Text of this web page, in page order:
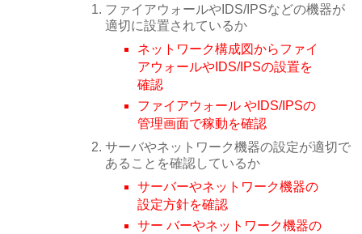
ファイアウォールやIDS/IPSなどの機器が
適切に設置されているか
ネットワーク構成図からファイ
アウォールやIDS/IPSの設置を
確認
ファイアウォール やIDS/IPSの
管理画面で稼動を確認
サーバやネットワーク機器の設定が適切で
あることを確認しているか
サーバーやネットワーク機器の
設定方針を確認
サー バーやネットワーク機器の